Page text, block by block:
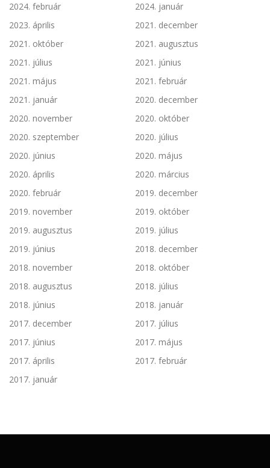
2024. február
2024. január
2023. április
2021. december
2021. október
2021. augusztus
2021. július
2021. június
2021. május
2021. február
2021. január
2020. december
2020. november
2020. október
2020. szeptember
2020. július
2020. június
2020. május
2020. április
2020. március
2020. február
2019. december
2019. november
2019. október
2019. augusztus
2019. július
2019. június
2018. december
2018. november
2018. október
2018. augusztus
2018. július
2018. június
2018. január
2017. december
2017. július
2017. június
2017. május
2017. április
2017. február
2017. január